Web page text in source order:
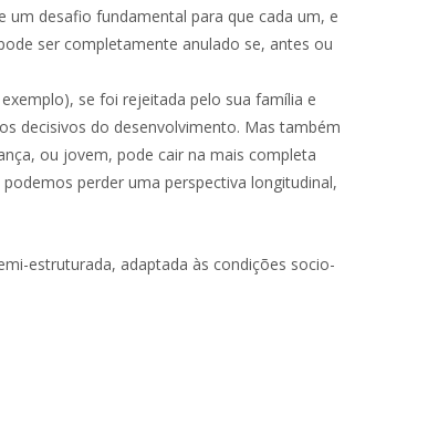
desafio fundamental para que cada um, e
ser completamente anulado se, antes ou
se foi rejeitada pelo sua família e
decisivos do desenvolvimento. Mas também
ou jovem, pode cair na mais completa
perder uma perspectiva longitudinal,
estruturada, adaptada às condições socio-